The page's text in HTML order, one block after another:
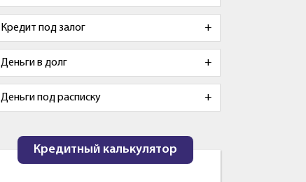
Кредит под залог
Деньги в долг
Деньги под расписку
Кредитный калькулятор